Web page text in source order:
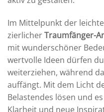
Im Mittelpunkt der
zierlicherTraumfänger-
mit wunderschöner
wertvolle Ideen dürfen
weiterziehen, während
auffängt. Mit dem Licht
Belastendes lösen und
Klarheit und neue